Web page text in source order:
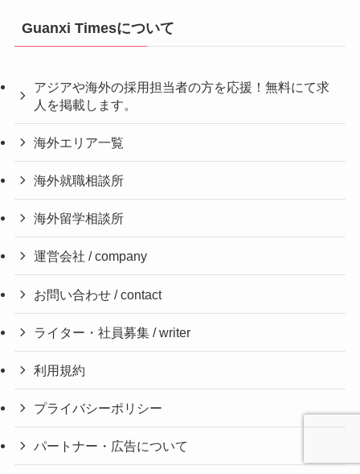
Guanxi Timesについて
アジアや海外の採用担当者の方を応援！無料にて求
人を掲載します。
海外エリア一覧
海外就職相談所
海外留学相談所
運営会社 / company
お問い合わせ / contact
ライター・社員募集 / writer
利用規約
プライバシーポリシー
パートナー・広告について